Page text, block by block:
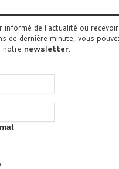
informé de l'actualité ou
de dernière minute, vous
notre newsletter.